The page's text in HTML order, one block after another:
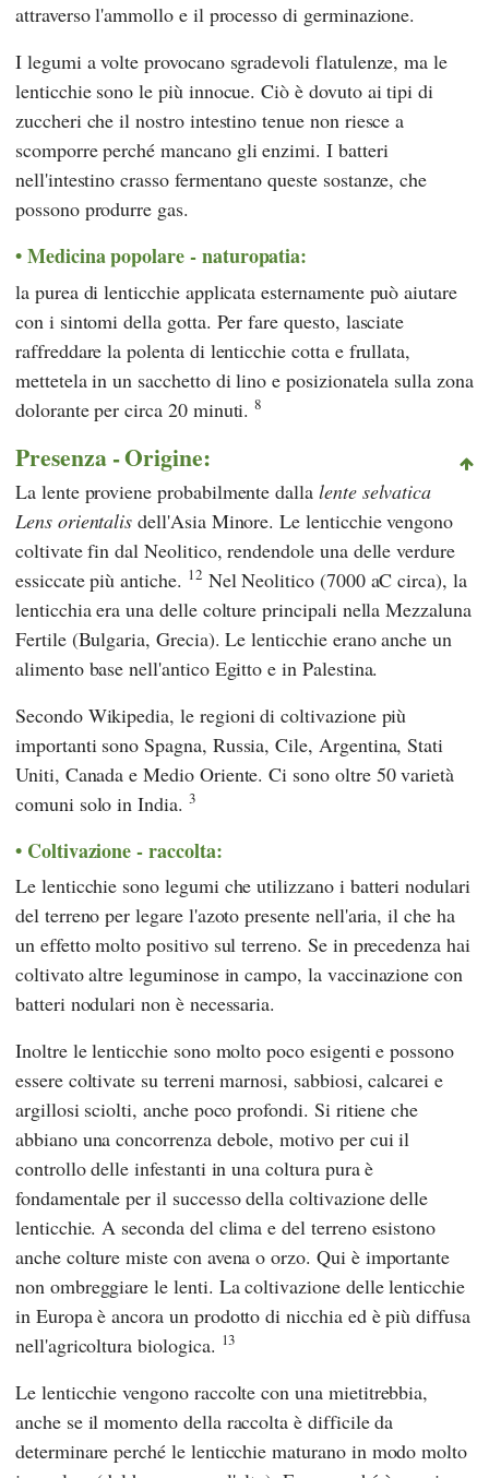
attraverso l'ammollo e il processo di germinazione.
I legumi a volte provocano sgradevoli flatulenze, ma le
lenticchie sono le più innocue. Ciò è dovuto ai tipi di
zuccheri che il nostro intestino tenue non riesce a
scomporre perché mancano gli enzimi. I batteri
nell'intestino crasso fermentano queste sostanze, che
possono produrre gas.
Medicina popolare - naturopatia:
la purea di lenticchie applicata esternamente può aiutare
con i sintomi della gotta. Per fare questo, lasciate
raffreddare la polenta di lenticchie cotta e frullata,
mettetela in un sacchetto di lino e posizionatela sulla zona
dolorante per circa 20 minuti.8
Presenza - Origine:
La lente proviene probabilmente dalla lente selvatica
Lens orientalis dell'Asia Minore. Le lenticchie vengono
coltivate fin dal Neolitico, rendendole una delle verdure
essiccate più antiche. 12 Nel Neolitico (7000 aC circa), la
lenticchia era una delle colture principali nella Mezzaluna
Fertile (Bulgaria, Grecia). Le lenticchie erano anche un
alimento base nell'antico Egitto e in Palestina.
Secondo Wikipedia, le regioni di coltivazione più
importanti sono Spagna, Russia, Cile, Argentina, Stati
Uniti, Canada e Medio Oriente. Ci sono oltre 50 varietà
comuni solo in India. 3
Coltivazione - raccolta:
Le lenticchie sono legumi che utilizzano i batteri nodulari
del terreno per legare l'azoto presente nell'aria, il che ha
un effetto molto positivo sul terreno. Se in precedenza hai
coltivato altre leguminose in campo, la vaccinazione con
batteri nodulari non è necessaria.
Inoltre le lenticchie sono molto poco esigenti e possono
essere coltivate su terreni marnosi, sabbiosi, calcarei e
argillosi sciolti, anche poco profondi. Si ritiene che
abbiano una concorrenza debole, motivo per cui il
controllo delle infestanti in una coltura pura è
fondamentale per il successo della coltivazione delle
lenticchie. A seconda del clima e del terreno esistono
anche colture miste con avena o orzo. Qui è importante
non ombreggiare le lenti. La coltivazione delle lenticchie
in Europa è ancora un prodotto di nicchia ed è più diffusa
nell'agricoltura biologica. 13
Le lenticchie vengono raccolte con una mietitrebbia,
anche se il momento della raccolta è difficile da
determinare perché le lenticchie maturano in modo molto